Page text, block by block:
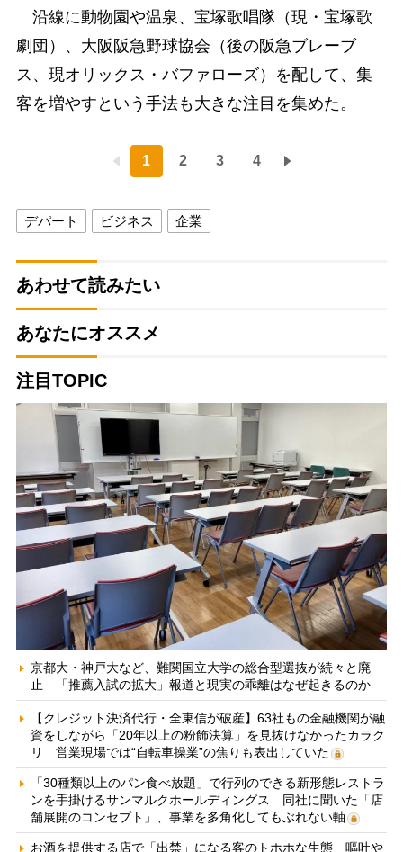
沿線に動物園や温泉、宝塚歌唱隊（現・宝塚歌
劇団）、大阪阪急野球協会（後の阪急ブレーブ
ス、現オリックス・バファローズ）を配して、集
客を増やすという手法も大きな注目を集めた。
1 2 3 4
デパート ビジネス 企業
あわせて読みたい
あなたにオススメ
注目TOPIC
京都大・神戸大など、難関国立大学の総合型選抜が続々と廃
止 「推薦入試の拡大」報道と現実の乖離はなぜ起きるのか
【クレジット決済代行・全東信が破産】63社もの金融機関が融
資をしながら「20年以上の粉飾決算」を見抜けなかったカラク
リ 営業現場では“自転車操業”の焦りも表出していた
「30種類以上のパン食べ放題」で行列のできる新形態レストラ
ンを手掛けるサンマルクホールディングス 同社に聞いた「店
舗展開のコンセプト」、事業を多角化してもぶれない軸
お酒を提供する店で「出禁」になる客のトホホな生態 嘔吐や